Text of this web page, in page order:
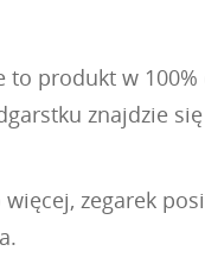
produkt w
znajdzie
zegarek